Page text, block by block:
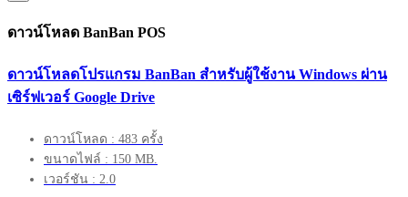
ดาวน์โหลด BanBan POS
ดาวน์โหลดโปรแกรม BanBan สำหรับผู้ใช้งาน Windows ผ่าน
เซิร์ฟเวอร์ Google Drive
ดาวน์โหลด : 483 ครั้ง
ขนาดไฟล์ : 150 MB.
เวอร์ชัน : 2.0